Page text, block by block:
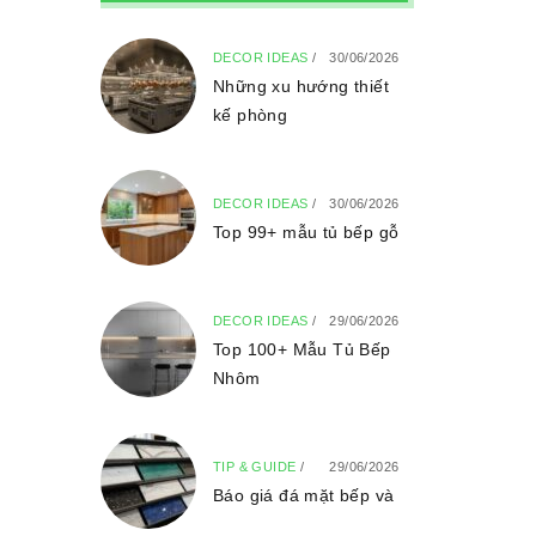
DECOR IDEAS / 30/06/2026
Những xu hướng thiết
kế phòng
DECOR IDEAS / 30/06/2026
Top 99+ mẫu tủ bếp gỗ
DECOR IDEAS / 29/06/2026
Top 100+ Mẫu Tủ Bếp
Nhôm
TIP & GUIDE / 29/06/2026
Báo giá đá mặt bếp và